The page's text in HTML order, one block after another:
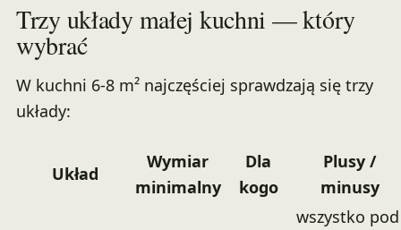
Trzy układy małej kuchni — który
wybrać
W kuchni 6-8 m² najczęściej sprawdzają się trzy
układy:
Układ
Wymiar
minimalny
Dla
kogo
Plusy /
minusy
wszystko pod